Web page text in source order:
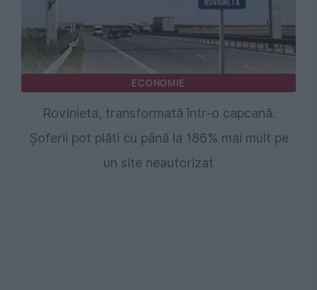
ECONOMIE
Rovinieta, transformată într-o capcană.
Șoferii pot plăti cu până la 186% mai mult pe
un site neautorizat